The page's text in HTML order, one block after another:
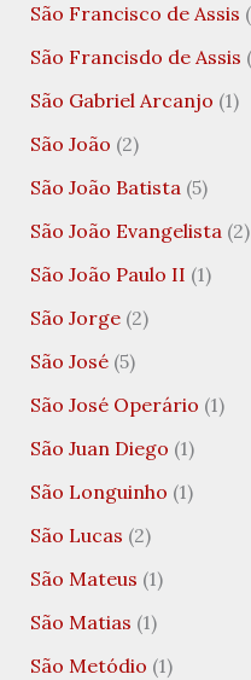
São Francisco de Assis
São Francisdo de Assis
São Gabriel Arcanjo (1)
São João (2)
São João Batista(5)
São João Evangelista(2)
São João Paulo II (1)
São Jorge(2)
São José(5)
São José Operário (1)
São Juan Diego (1)
São Longuinho (1)
São Lucas (2)
São Mateus (1)
São Matias (1)
São Metódio (1)